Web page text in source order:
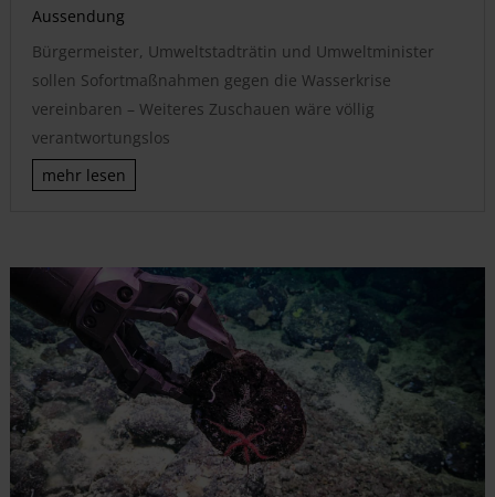
Aussendung
Bürgermeister, Umweltstadträtin und Umweltminister
sollen Sofortmaßnahmen gegen die Wasserkrise
vereinbaren – Weiteres Zuschauen wäre völlig
verantwortungslos
mehr lesen